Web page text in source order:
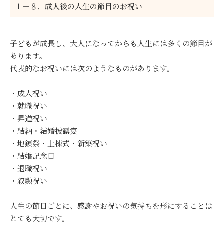
１－８．成人後の人生の節目のお祝い
子どもが成長し、大人になってからも人生には多くの節目が
あります。
代表的なお祝いには次のようなものがあります。
・成人祝い
・就職祝い
・昇進祝い
・結納・結婚披露宴
・地鎮祭・上棟式・新築祝い
・結婚記念日
・退職祝い
・叙勲祝い
人生の節目ごとに、感謝やお祝いの気持ちを形にすることは
とても大切です。